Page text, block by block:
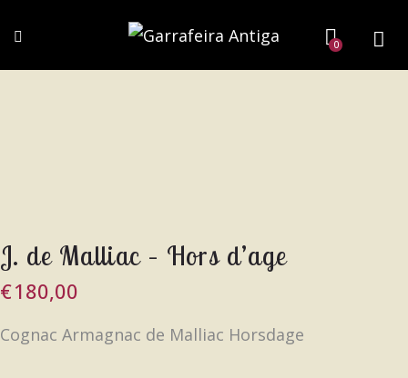
0
J. de Malliac – Hors d’age
€180,00
Cognac Armagnac de Malliac Horsdage